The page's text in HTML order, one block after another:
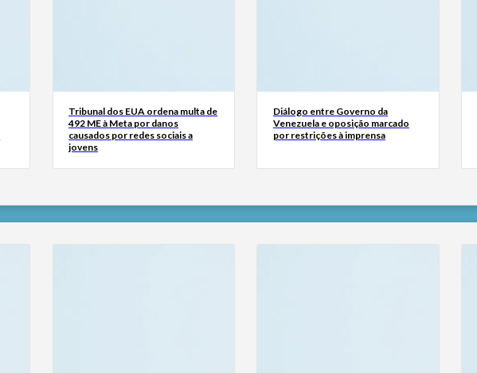
Tribunal dos EUA ordena multa de
492 ME à Meta por danos
causados por redes sociais a
jovens
Diálogo entre Governo da
Venezuela e oposição marcado
por restrições à imprensa